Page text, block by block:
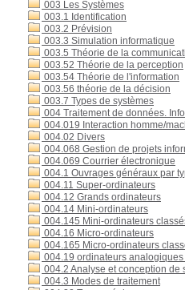
003 Les Systèmes
003.1 Identification
003.2 Prévision
003.3 Simulation informatique
003.5 Théorie de la
003.52 Théorie de la perception
003.54 Théorie de l'information
003.56 théorie de la décision
003.7 Types de systèmes
004 Traitement de données.
004.019 Interaction homme/
004.02 Divers
004.068 Gestion de projets
004.069 Courrier électronique
004.1 Ouvrages généraux par
004.11 Super-ordinateurs
004.12 Grands ordinateurs
004.14 Mini-ordinateurs
004.145 Mini-ordinateurs
004.16 Micro-ordinateurs
004.165 Micro-ordinateurs
004.19 ordinateurs
004.2 Analyse et conception de
004.3 Modes de traitement